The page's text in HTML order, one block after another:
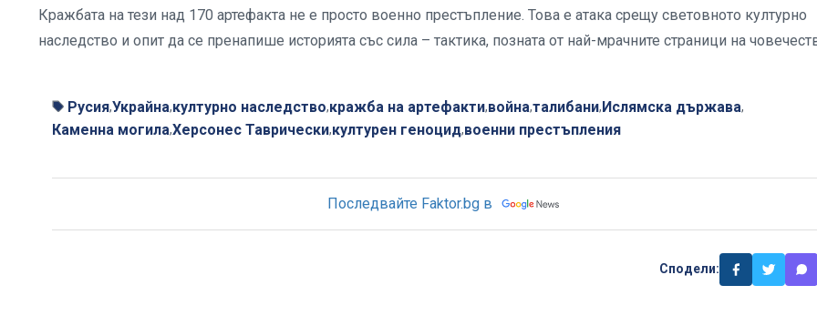
Кражбата на тези над 170 артефакта не е просто военно престъпление. Това е атака срещу световното културно
наследство и опит да се пренапише историята със сила – тактика, позната от най-мрачните страници на
Русия,Украйна,културно наследство,кражба на артефакти,война,талибани,Ислямска държава,
Каменна могила,Херсонес Таврически,културен геноцид,военни престъпления
Последвайте Faktor.bg в
Сподели: